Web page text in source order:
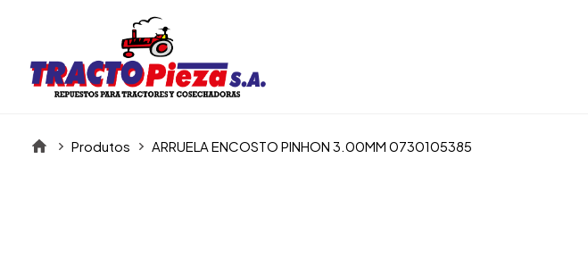
Produtos ARRUELA ENCOSTO PINHON 3.00MM 0730105385